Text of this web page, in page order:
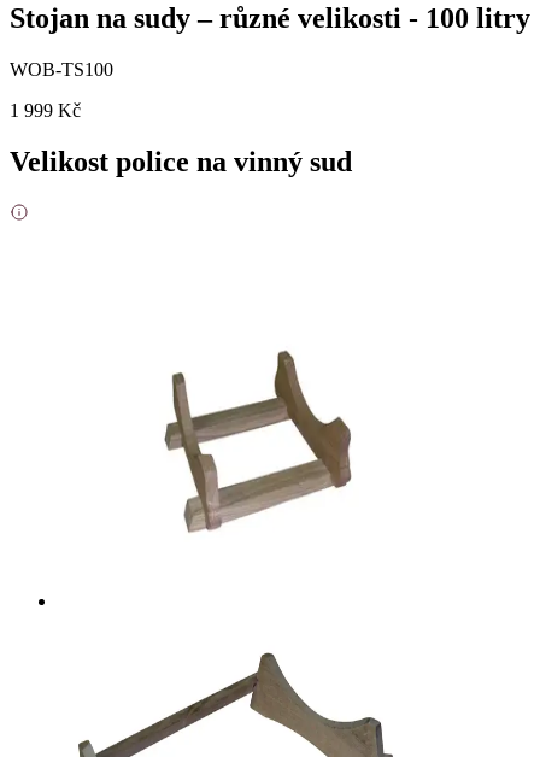
Stojan na sudy – různé velikosti - 100 litry
WOB-TS100
1 999 Kč
Velikost police na vinný sud